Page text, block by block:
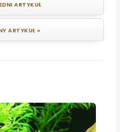
ARTYKUŁ
ARTYKUŁ »